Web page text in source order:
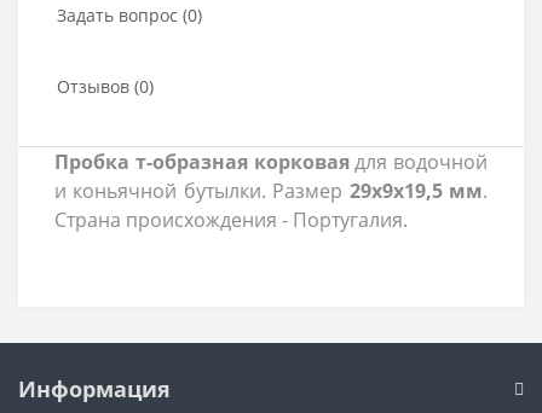
Задать вопрос (0)
Отзывов (0)
Пробка т-образная корковаядля водочной
и коньячной бутылки. Размер 29х9х19,5 мм.
Страна происхождения - Португалия.
Информация